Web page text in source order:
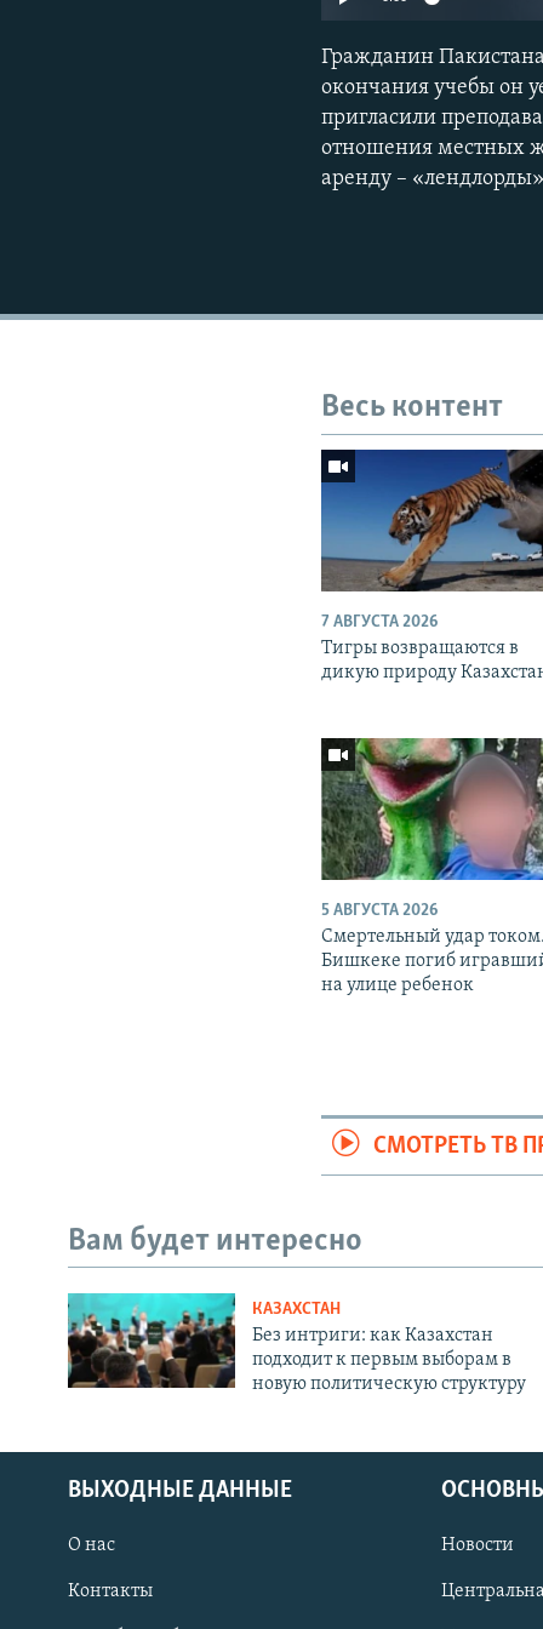
Гражданин
окончания учебы он
пригласили
отношения местных
аренду –
Весь контент
7 АВГУСТА 2026
Тигры возвращаются в
дикую природу
5 АВГУСТА 2026
Смертельный удар
Бишкеке погиб
на улице ребенок
СМОТРЕТЬ ТВ
Вам будет интересно
КАЗАХСТАН
Без интриги: как Казахстан
подходит к первым выборам в
новую политическую структуру
ВЫХОДНЫЕ ДАННЫЕ
О нас
Контакты
Новости